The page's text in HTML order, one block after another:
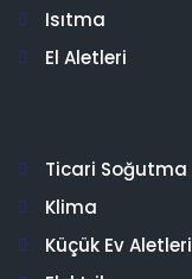
Isıtma
El Aletleri
Ticari Soğutma
Klima
Küçük Ev Aletleri